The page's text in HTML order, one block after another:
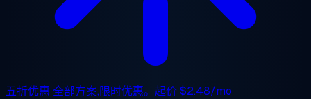
五折优惠 全部方案,限时优惠。起价$2.48/mo